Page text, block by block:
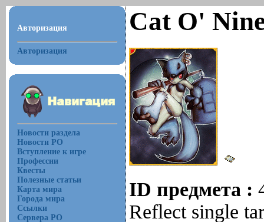
Авторизация
Авторизация
Новости раздела
Новости РО
Вступление к игре
Профессии
Квесты
Полезные статьи
Карта мира
Города мира
Ссылки
Сервера РО
Cat O'
ID предмета :
Reflect single